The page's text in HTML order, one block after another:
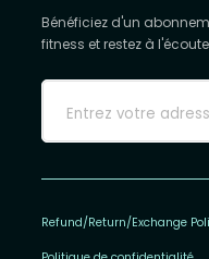
Bénéficiez d'un
fitness et restez à
Refund/Return/Exchange